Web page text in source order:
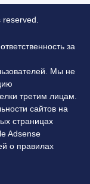
за
Мы не
третим лицам.
сайтов на
страницах
Adsense
о правилах